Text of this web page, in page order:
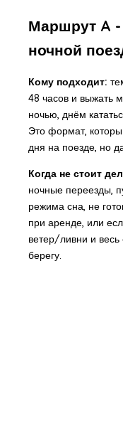
Маршрут A
ночной
Кому подходит:
48 часов и выжать
ночью, днём
Это формат,
дня на поезде, но
Когда не стоит
ночные переезды,
режима сна, не
при аренде, или
ветер/ливни и
берегу.